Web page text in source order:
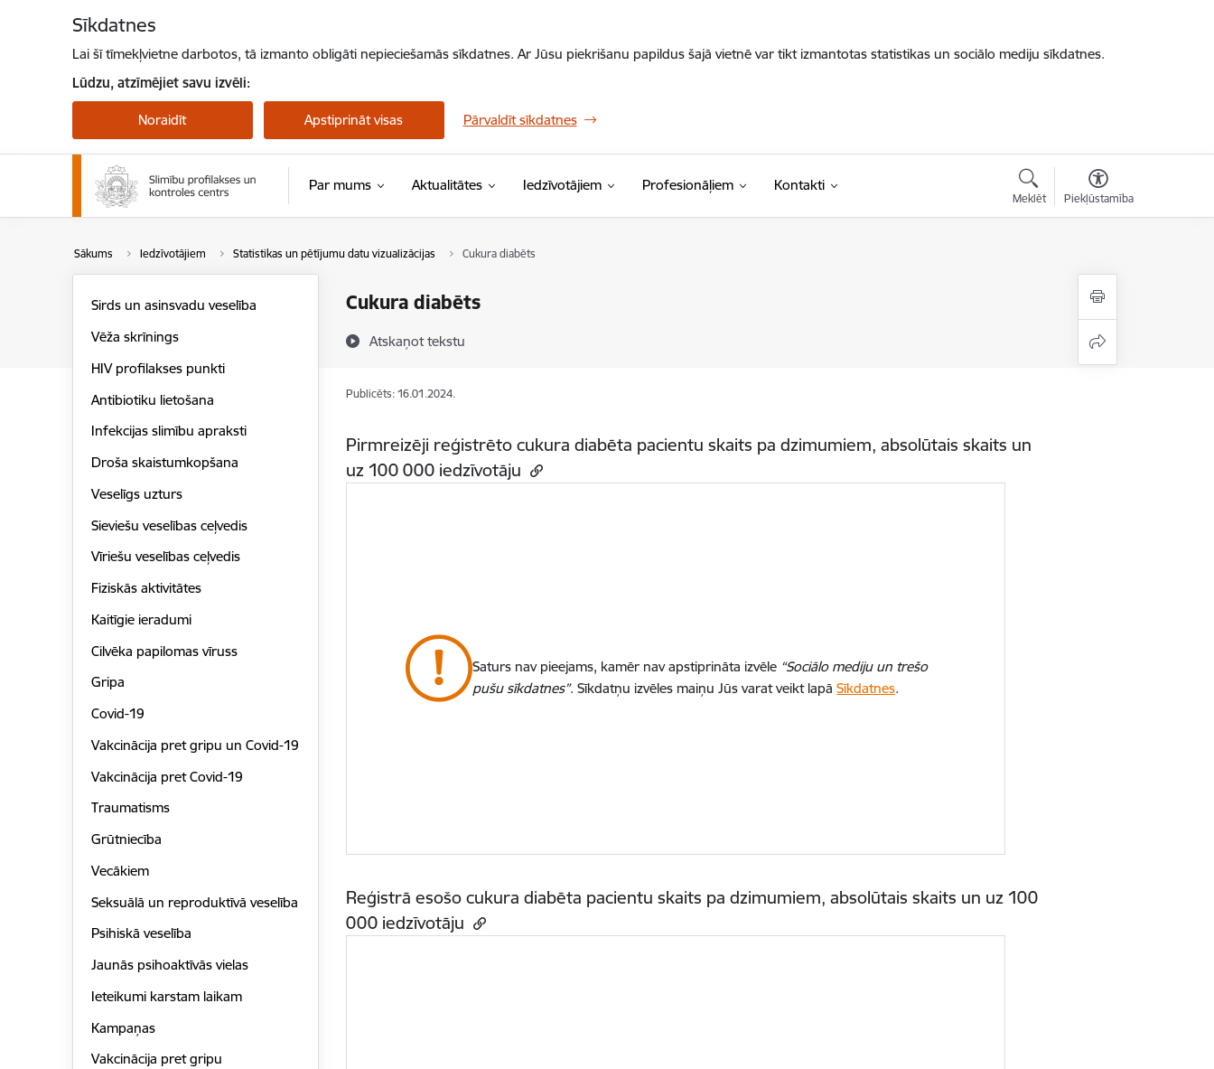
Sīkdatnes
Lai šī tīmekļvietne darbotos, tā izmanto obligāti nepieciešamās sīkdatnes. Ar Jūsu piekrišanu papildus šajā vietnē var tikt izmantotas statistikas un sociālo mediju sīkdatnes.
Lūdzu, atzīmējiet savu izvēli:
Noraidīt Apstiprināt visas Pārvaldīt sīkdatnes
Par mums Aktualitātes Iedzīvotājiem Profesionāļiem Kontakti
Pērtiķu bakas
Meklēt Piekļūstamība
Sākums Iedzīvotājiem Statistikas un pētījumu datu vizualizācijas Cukura diabēts
Cukura diabēts
Atskaņot tekstu
Sirds un asinsvadu veselība
Vēža skrīnings
HIV profilakses punkti
Antibiotiku lietošana
Infekcijas slimību apraksti
Droša skaistumkopšana
Veselīgs uzturs
Sieviešu veselības ceļvedis
Vīriešu veselības ceļvedis
Fiziskās aktivitātes
Kaitīgie ieradumi
Cilvēka papilomas vīruss
Gripa
Covid-19
Vakcinācija pret gripu un Covid-19
Vakcinācija pret Covid-19
Traumatisms
Grūtniecība
Vecākiem
Seksuālā un reproduktīvā veselība
Psihiskā veselība
Jaunās psihoaktīvās vielas
Ieteikumi karstam laikam
Kampaņas
Vakcinācija pret gripu
Publicēts: 16.01.2024.
Pirmreizēji reģistrēto cukura diabēta pacientu skaits pa dzimumiem, absolūtais skaits un
uz 100 000 iedzīvotāju
Saturs nav pieejams, kamēr nav apstiprināta izvēle “Sociālo mediju un trešo
pušu sīkdatnes”. Sīkdatņu izvēles maiņu Jūs varat veikt lapāSīkdatnes.
Reģistrā esošo cukura diabēta pacientu skaits pa dzimumiem, absolūtais skaits un uz 100
000 iedzīvotāju